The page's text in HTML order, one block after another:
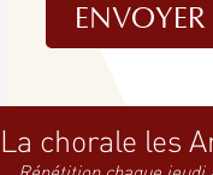
La chorale les